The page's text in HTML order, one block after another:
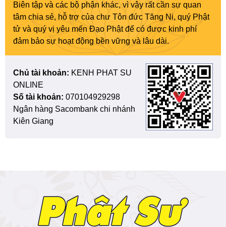
Biên tập và các bộ phận khác, vì vậy rất cần sự quan
tâm chia sẻ, hỗ trợ của chư Tôn đức Tăng Ni, quý Phật
tử và quý vị yêu mến Đạo Phật để có được kinh phí
đảm bảo sự hoạt động bền vững và lâu dài.
Chủ tài khoản: KENH PHAT SU
ONLINE
Số tài khoản: 070104929298
Ngân hàng Sacombank chi nhánh
Kiên Giang